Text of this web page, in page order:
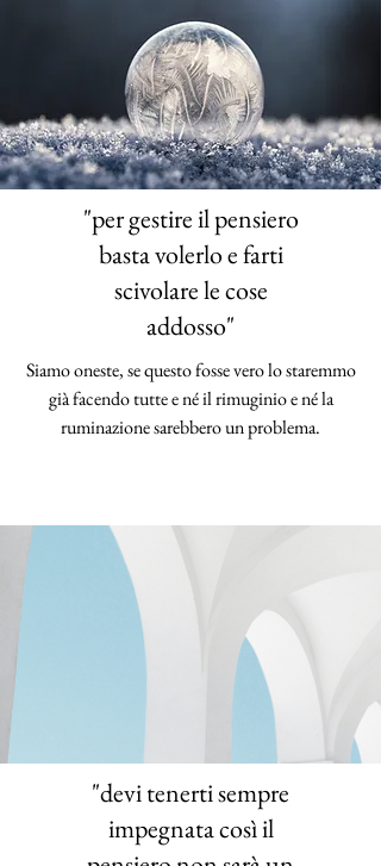
"per gestire il pensiero
basta volerlo e farti
scivolare le cose
addosso"
Siamo oneste, se questo fosse vero lo staremmo
già facendo tutte e né il rimuginio e né la
ruminazione sarebbero un problema.
"devi tenerti sempre
impegnata così il